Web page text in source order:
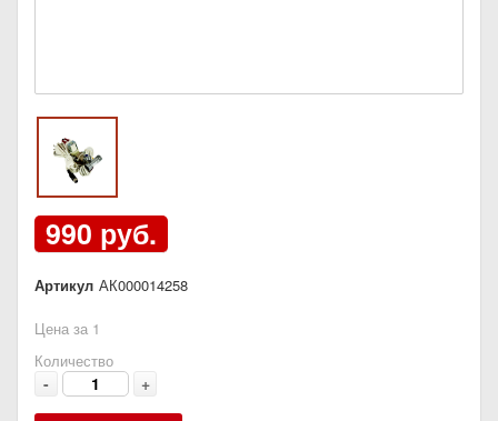
990 руб.
Артикул АК000014258
Цена за 1
Количество
- +